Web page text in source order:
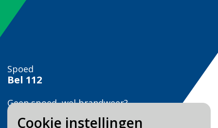
Cookie instellingen
Spoed
Bel 112
Geen spoed, wel brandweer?
Bel